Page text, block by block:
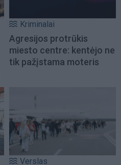
Kriminalai
Agresijos protrūkis
miesto centre: kentėjo ne
tik pažįstama moteris
Verslas